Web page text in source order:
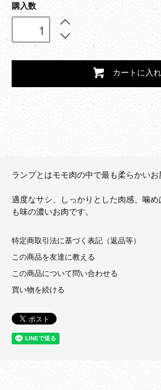
購入数
カートに入
ランプとはモモ肉の中で最も柔らかいお
適度なサシ、しっかりとした肉感、噛
も味の濃いお肉です。
特定商取引法に基づく表記（返品等）
この商品を友達に教える
この商品について問い合わせる
買い物を続ける